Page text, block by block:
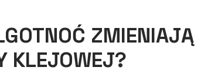
ZMIENIAJĄ
KLEJOWEJ?